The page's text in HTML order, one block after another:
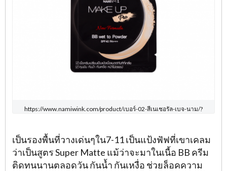
https://www.namiwink.com/product/เบอร์-02-สีเนเชอรัล-เบจ-นาม/?
เป็นรองพื้นที่วางเด่นๆใน7-11 เป็นแป้งฟัฟที่เขาเคลม
ว่าเป็นสูตร Super Matte แม้ว่าจะมาในเนื้อ BB ครีม
ติดทนนานตลอดวัน กันน้ำ กันเหงื่อ ช่วยล็อคความ